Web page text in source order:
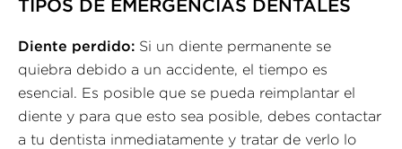
TIPOS DE EMERGENCIAS DENTALES
Diente perdido: Si un diente permanente se
quiebra debido a un accidente, el tiempo es
esencial. Es posible que se pueda reimplantar el
diente y para que esto sea posible, debes contactar
a tu dentista inmediatamente y tratar de verlo lo